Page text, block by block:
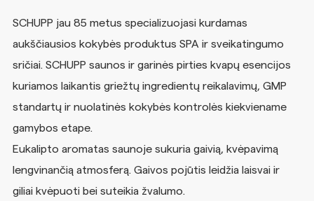
SCHUPP jau 85 metus specializuojasi kurdamas
aukščiausios kokybės produktus SPA ir sveikatingumo
sričiai. SCHUPP saunos ir garinės pirties kvapų esencijos
kuriamos laikantis griežtų ingredientų reikalavimų, GMP
standartų ir nuolatinės kokybės kontrolės kiekviename
gamybos etape.
Eukalipto aromatas saunoje sukuria gaivią, kvėpavimą
lengvinančią atmosferą. Gaivos pojūtis leidžia laisvai ir
giliai kvėpuoti bei suteikia žvalumo.